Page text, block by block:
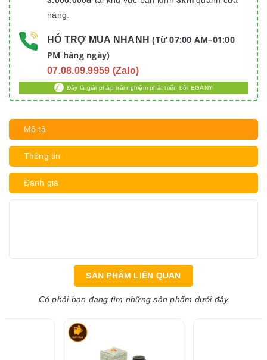
hàng.
HỖ TRỢ MUA NHANH (Từ 07:00 AM–01:00
PM hàng ngày)
07.08.09.9959 (Zalo)
Đây là giải pháp trải nghiệm phát triển bởi EGANY
Mô tả
Thông tin
Đánh giá
SẢN PHẨM LIÊN QUAN
Có phải bạn đang tìm những sản phẩm dưới đây